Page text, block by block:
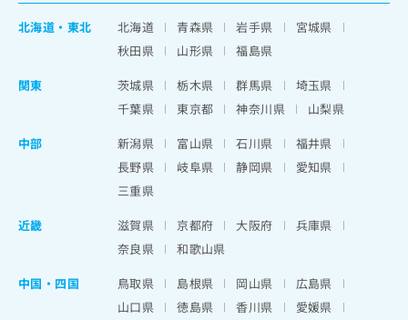
北海道 ・ 東北 北海道 青森県 岩手県
宮城県
秋田県
山形県
福島県
関東
茨城県 栃木県 群馬県
埼玉県
千葉県
東京都 神奈川県
山梨県
中部
新潟県 富山県 石川県
福井県
長野県
岐阜県 静岡県
愛知県
三重県
近畿
滋賀県 京都府 大阪府
兵庫県
奈良県
和歌山県
中国・四国
鳥取県 島根県 岡山県
広島県
山口県
徳島県 香川県
愛媛県